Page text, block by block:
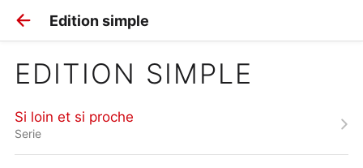
Edition simple
EDITION SIMPLE
Si loin et si proche
Serie